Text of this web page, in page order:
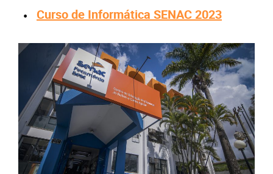
Curso de Informática SENAC 2023